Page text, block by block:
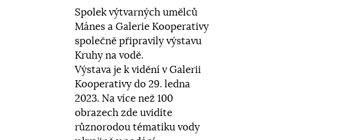
Spolek výtvarných umělců
Mánes a Galerie Kooperativy
společně připravily výstavu
Kruhy na vodě.
Výstava je k vidění v Galerii
Kooperativy do 29. ledna
2023. Na více než 100
obrazech zde uvidíte
různorodou tématiku vody